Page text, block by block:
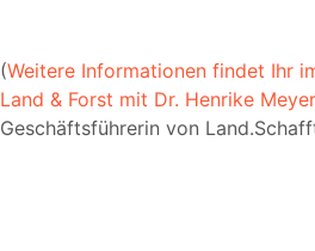
(Weitere Informationen findet Ihr
Land & Forst mit Dr. Henrike
Geschäftsführerin von